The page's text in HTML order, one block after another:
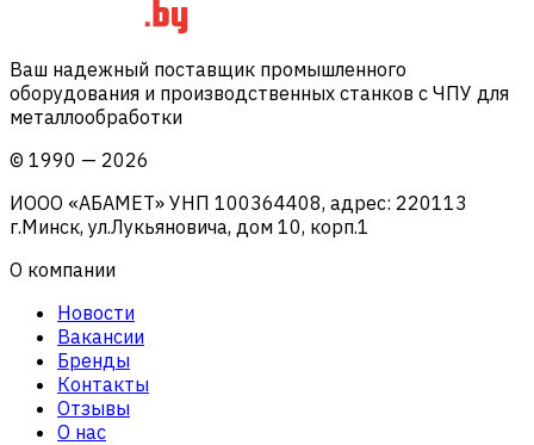
Ваш надежный поставщик промышленного
оборудования и производственных станков с ЧПУ для
металлообработки
© 1990 — 2026
ИООО «АБАМЕТ» УНП 100364408, адрес: 220113
г.Минск, ул.Лукьяновича, дом 10, корп.1
О компании
Новости
Вакансии
Бренды
Контакты
Отзывы
О нас